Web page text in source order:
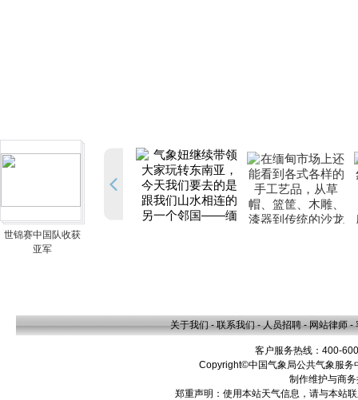
世锦赛中国队收获
亚军
关于我们 - 联系我们 - 人员招聘 - 网站律师 -
客户服务热线：400-
Copyright©中国气象局公共气象服
制作维护与商
郑重声明：使用本站天气信息，请与本站